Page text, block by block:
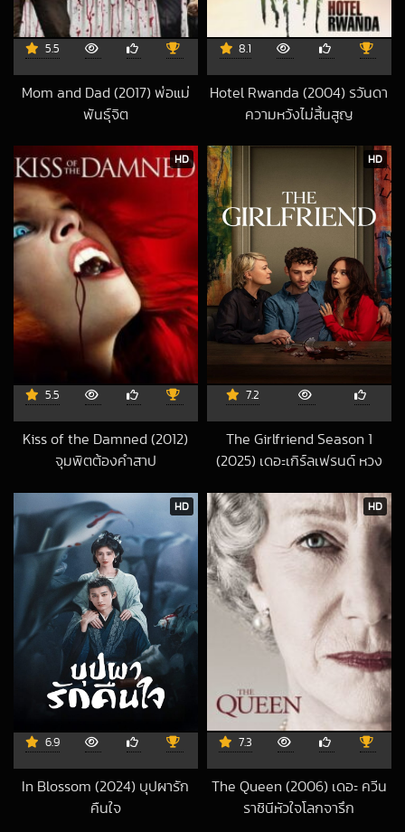
5.5
Mom and Dad (2017) พ่อแม่
พันธุ์จิต
8.1
Hotel Rwanda (2004) รวันดา
ความหวังไม่สิ้นสูญ
HD
5.5
Kiss of the Damned (2012)
จุมพิตต้องคำสาป
HD
7.2
The Girlfriend Season 1
(2025) เดอะเกิร์ลเฟรนด์ หวง
2025-09-19 UTC
HD
6.9
In Blossom (2024) บุปผารัก
คืนใจ
HD
7.3
The Queen (2006) เดอะ ควีน
ราชินีหัวใจโลกจารึก